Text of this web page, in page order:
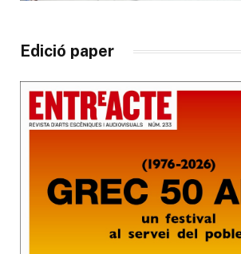
Edició paper